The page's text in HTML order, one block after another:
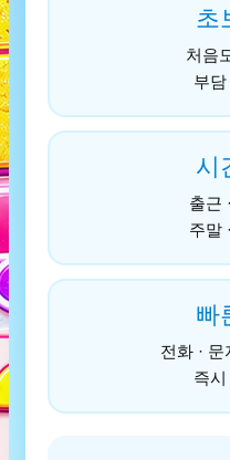
초
처음
부
시
출근
주말
빠
전화 · 문
즉